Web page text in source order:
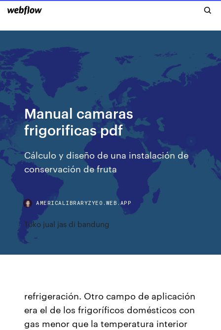
Manual camaras
frigorificas pdf
Cálculo y diseño de una instalación de
conservación de fruta
AMERICALIBRARYZYEO.WEB.APP
Toko jual jas di bandung
refrigeración. Otro campo de aplicación
era el de los frigoríficos domésticos con
gas menor que la temperatura interior